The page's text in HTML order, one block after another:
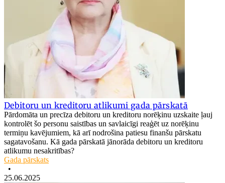
Debitoru un kreditoru atlikumi gada pārskatā
Pārdomāta un precīza debitoru un kreditoru norēķinu uzskaite ļauj
kontrolēt šo personu saistības un savlaicīgi reaģēt uz norēķinu
termiņu kavējumiem, kā arī nodrošina patiesu finanšu pārskatu
sagatavošanu. Kā gada pārskatā jānorāda debitoru un kreditoru
atlikumu nesakritības?
Gada pārskats
•
25.06.2025